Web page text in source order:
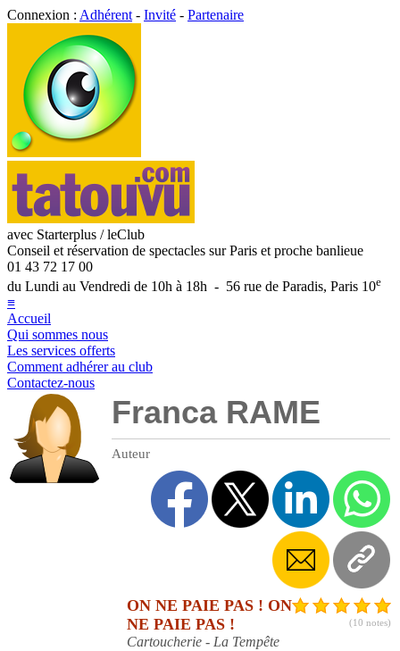
Connexion : Adhérent - Invité - Partenaire
avec Starterplus / leClub
Conseil et réservation de spectacles sur Paris et proche banlieue
01 43 72 17 00
du Lundi au Vendredi de 10h à 18h - 56 rue de Paradis, Paris 10e
≡
Accueil
Qui sommes nous
Les services offerts
Comment adhérer au club
Contactez-nous
Franca RAME
Auteur
(10 notes)
ON NE PAIE PAS ! ON
NE PAIE PAS !
Cartoucherie - La Tempête